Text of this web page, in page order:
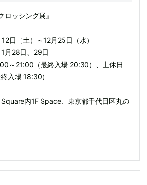
ロッシング展』
日（土）～12月25日（水）
月28日、29日
～21:00（最終⼊場 20:30）、⼟休日
⼊場 18:30）
内1F Space、東京都千代田区丸の